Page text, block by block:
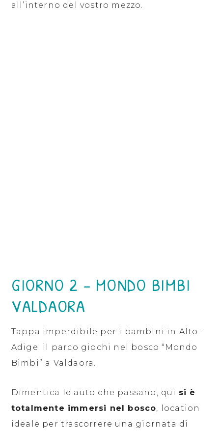
all’interno del vostro mezzo.
GIORNO 2 – MONDO BIMBI
VALDAORA
Tappa imperdibile per i bambini in Alto-
Adige: il parco giochi nel bosco “Mondo
Bimbi” a Valdaora.
Dimentica le auto che passano, qui si è
totalmente immersi nel bosco, location
ideale per trascorrere una giornata di